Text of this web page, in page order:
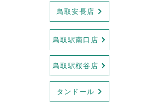
鳥取安長店
鳥取駅南口店
鳥取駅桜谷店
タンドール